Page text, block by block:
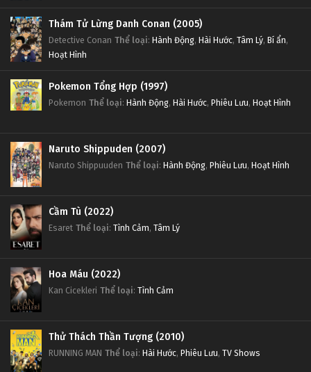
Thám Tử Lừng Danh Conan (2005)
Detective Conan Thể loại: Hành Động, Hài Hước, Tâm Lý, Bí ẩn,
Hoạt Hình
Pokemon Tổng Hợp (1997)
Pokemon Thể loại: Hành Động, Hài Hước, Phiêu Lưu, Hoạt Hình
Naruto Shippuden (2007)
Naruto Shippuuden Thể loại: Hành Động, Phiêu Lưu, Hoạt Hình
Cầm Tù (2022)
Esaret Thể loại: Tình Cảm, Tâm Lý
Hoa Máu (2022)
Kan Cicekleri Thể loại: Tình Cảm
Thử Thách Thần Tượng (2010)
RUNNING MAN Thể loại: Hài Hước, Phiêu Lưu, TV Shows